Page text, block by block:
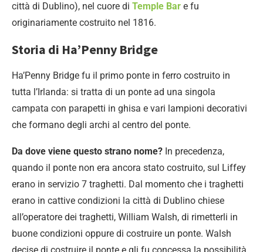
città di Dublino), nel cuore di Temple Bar e fu
originariamente costruito nel 1816.
Storia di Ha’Penny Bridge
Ha’Penny Bridge fu il primo ponte in ferro costruito in
tutta l’Irlanda: si tratta di un ponte ad una singola
campata con parapetti in ghisa e vari lampioni decorativi
che formano degli archi al centro del ponte.
Da dove viene questo strano nome? In precedenza,
quando il ponte non era ancora stato costruito, sul Liffey
erano in servizio 7 traghetti. Dal momento che i traghetti
erano in cattive condizioni la città di Dublino chiese
all’operatore dei traghetti, William Walsh, di rimetterli in
buone condizioni oppure di costruire un ponte. Walsh